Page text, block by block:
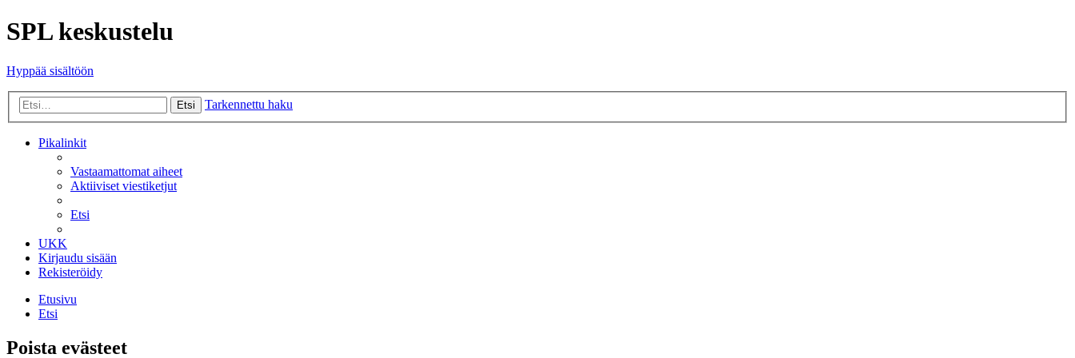
SPL keskustelu
Hyppää sisältöön
Etsi Tarkennettu haku
Pikalinkit
Vastaamattomat aiheet
Aktiiviset viestiketjut
Etsi
UKK
Kirjaudu sisään
Rekisteröidy
Etusivu
Etsi
Poista evästeet